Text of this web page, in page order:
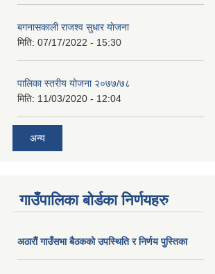
बगनासकाली राजश्व सुधार याेजना
मिति: 07/17/2022 - 15:30
पालिका स्तरीय योजना २०७७/७८
मिति: 11/03/2020 - 12:04
अन्य
गाउँपालिका बोर्डका निर्णयहरु
अठाराैं गाउँसभा बैठकको उपस्थिति र निर्णय पुस्तिका